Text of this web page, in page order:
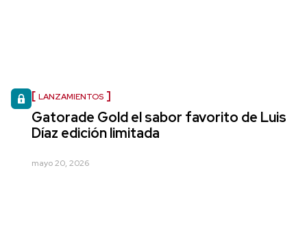
LANZAMIENTOS
Gatorade Gold el sabor favorito de Luis
Díaz edición limitada
mayo 20, 2026